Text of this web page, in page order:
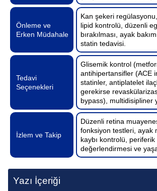
Önleme ve
Erken Müdahale
Kan şekeri
lipid kontrolü, düzenli
bırakılması, ayak
statin tedavisi.
Tedavi
Seçenekleri
Glisemik kontrol
antihipertansifler (ACE
statinler, antiplatelet
gerekirse
bypass), multidisipliner
İzlem ve Takip
Düzenli retina
fonksiyon testleri, ayak
kaybı kontrolü, periferik
değerlendirmesi ve
Yazı İçeriği